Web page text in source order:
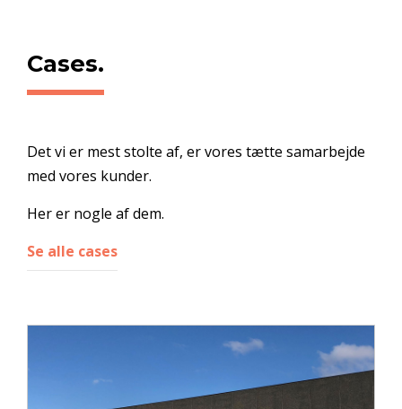
Cases.
Det vi er mest stolte af, er vores tætte samarbejde
med vores kunder.
Her er nogle af dem.
Se alle cases